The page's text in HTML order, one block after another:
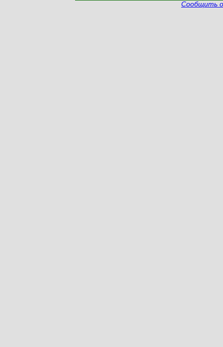
Сообщить о